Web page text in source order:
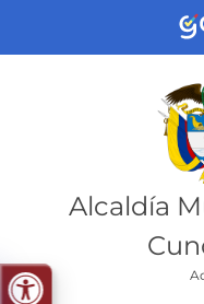
Alcaldía